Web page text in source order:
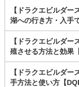
【ドラクエビルダー
湖への行き方・入手
【ドラクエビルダ
殖させる方法と効果
【ドラクエビルダー
手方法と使い方【